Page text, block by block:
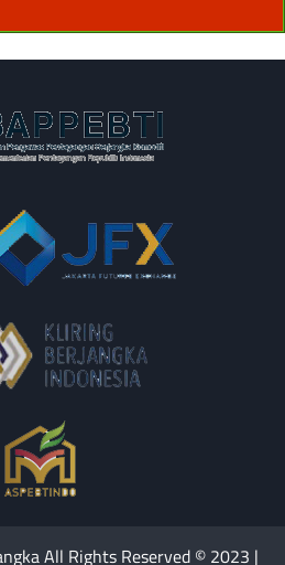
All Rights Reserved © 2023 |